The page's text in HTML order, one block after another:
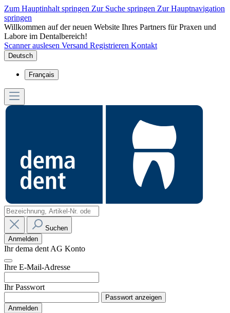
Zum Hauptinhalt springen Zur Suche springen Zur Hauptnavigation
springen
Willkommen auf der neuen Website Ihres Partners für Praxen und
Labore im Dentalbereich!
Scanner auslesen Versand Registrieren Kontakt
Deutsch
Français
Suchen
Anmelden
Ihr dema dent AG Konto
Ihre E-Mail-Adresse
Ihr Passwort
Passwort anzeigen
Anmelden